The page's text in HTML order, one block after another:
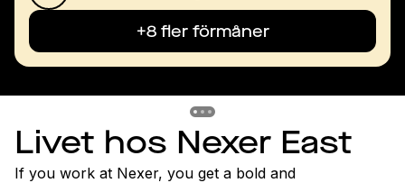
+8 fler förmåner
Livet hos Nexer East
If you work at Nexer, you get a bold and